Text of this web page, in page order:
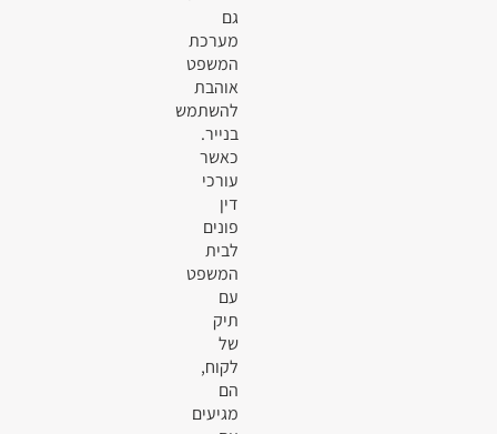
גם
מערכת
המשפט
אוהבת
להשתמש
בנייר.
כאשר
עורכי
דין
פונים
לבית
המשפט
עם
תיק
של
לקוח,
הם
מגיעים